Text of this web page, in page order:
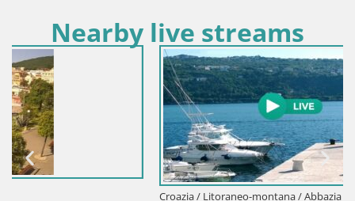
Nearby live streams
Croazia / Litoraneo-montana / Abbazia